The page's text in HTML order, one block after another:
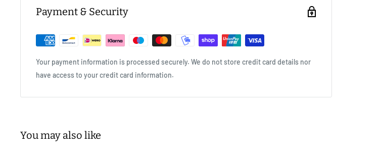
Payment & Security
Your payment information is processed securely. We do not store credit card details nor
have access to your credit card information.
You may also like